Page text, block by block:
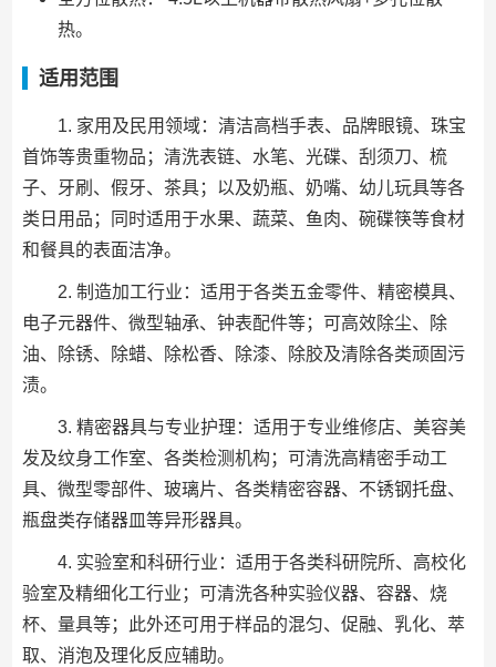
热。
适用范围
1. 家用及民用领域：清洁高档手表、品牌眼镜、珠宝
首饰等贵重物品；清洗表链、水笔、光碟、刮须刀、梳
子、牙刷、假牙、茶具；以及奶瓶、奶嘴、幼儿玩具等各
类日用品；同时适用于水果、蔬菜、鱼肉、碗碟筷等食材
和餐具的表面洁净。
2. 制造加工行业：适用于各类五金零件、精密模具、
电子元器件、微型轴承、钟表配件等；可高效除尘、除
油、除锈、除蜡、除松香、除漆、除胶及清除各类顽固污
渍。
3. 精密器具与专业护理：适用于专业维修店、美容美
发及纹身工作室、各类检测机构；可清洗高精密手动工
具、微型零部件、玻璃片、各类精密容器、不锈钢托盘、
瓶盘类存储器皿等异形器具。
4. 实验室和科研行业：适用于各类科研院所、高校化
验室及精细化工行业；可清洗各种实验仪器、容器、烧
杯、量具等；此外还可用于样品的混匀、促融、乳化、萃
取、消泡及理化反应辅助。